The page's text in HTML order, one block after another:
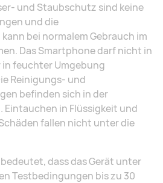
und Staubschutz sind keine
und die
bei normalem Gebrauch im
Das Smartphone darf nicht in
feuchter Umgebung
Reinigungs- und
befinden sich in der
in Flüssigkeit und
fallen nicht unter die
dass das Gerät unter
Testbedingungen bis zu 30